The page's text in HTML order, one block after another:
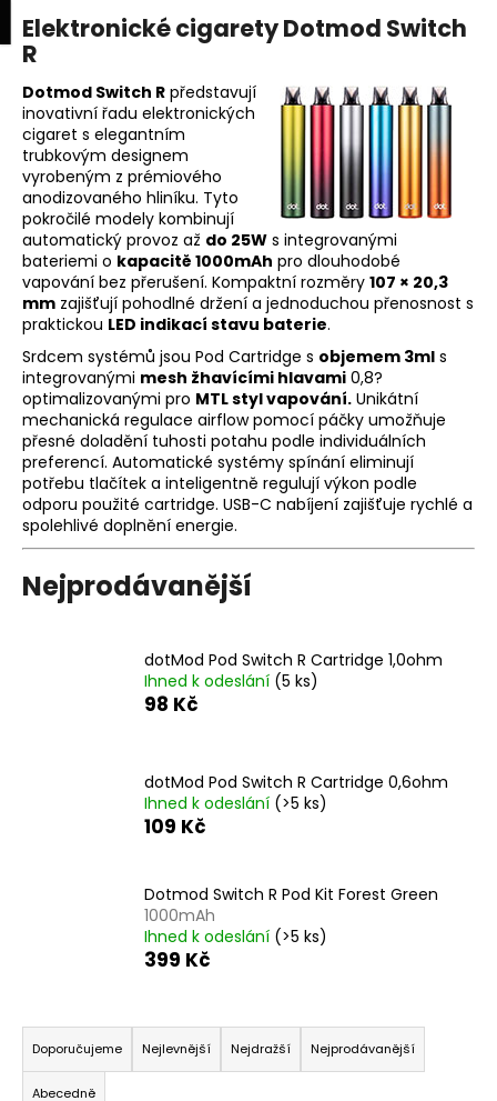
Přejít
na
obsah
Elektronické cigarety Dotmod Switch
R
Dotmod Switch R představují
inovativní řadu elektronických
cigaret s elegantním
trubkovým designem
vyrobeným z prémiového
anodizovaného hliníku. Tyto
pokročilé modely kombinují
automatický provoz až do 25W s integrovanými
bateriemi o kapacitě 1000mAh pro dlouhodobé
vapování bez přerušení. Kompaktní rozměry 107 × 20,3
mm zajišťují pohodlné držení a jednoduchou přenosnost s
praktickou LED indikací stavu baterie.
Srdcem systémů jsou Pod Cartridge s objemem 3ml s
integrovanými mesh žhavícími hlavami 0,8?
optimalizovanými pro MTL styl vapování. Unikátní
mechanická regulace airflow pomocí páčky umožňuje
přesné doladění tuhosti potahu podle individuálních
preferencí. Automatické systémy spínání eliminují
potřebu tlačítek a inteligentně regulují výkon podle
odporu použité cartridge. USB-C nabíjení zajišťuje rychlé a
spolehlivé doplnění energie.
Nejprodávanější
dotMod Pod Switch R Cartridge 1,0ohm
Ihned k odeslání (5 ks)
98 Kč
dotMod Pod Switch R Cartridge 0,6ohm
Ihned k odeslání (>5 ks)
109 Kč
Dotmod Switch R Pod Kit Forest Green
1000mAh
Ihned k odeslání (>5 ks)
399 Kč
Ř
a
z
Doporučujeme Nejlevnější Nejdražší Nejprodávanější
Abecedně
o
C
o
p
o
t
ř
e
b
u
j
e
t
e
n
a
j
í
u
e